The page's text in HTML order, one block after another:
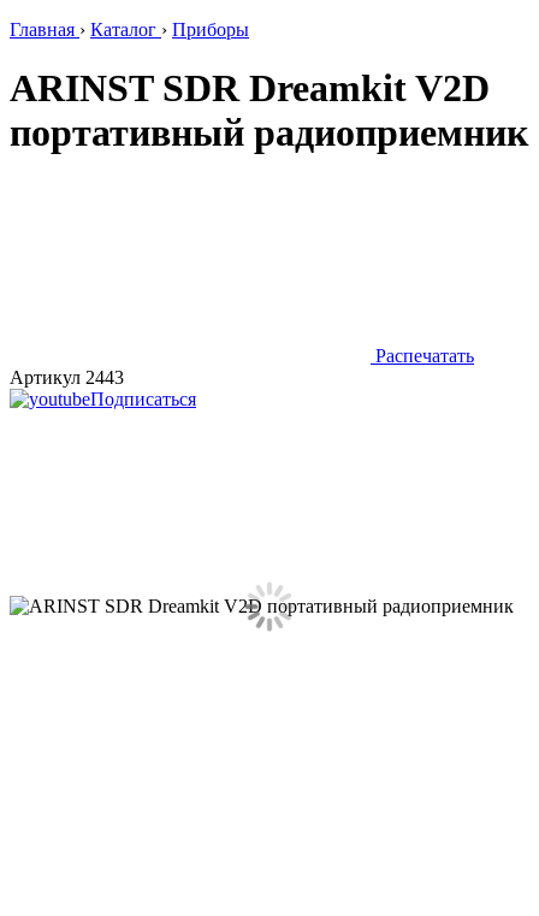
Главная › Каталог › Приборы
ARINST SDR Dreamkit V2D
портативный радиоприемник
Распечатать
Артикул 2443
Подписаться